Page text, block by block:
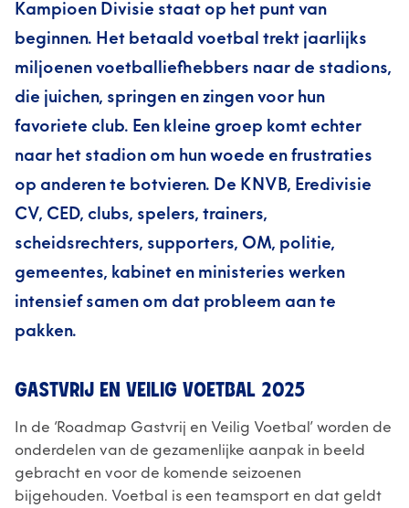
Kampioen Divisie staat op het punt van
beginnen. Het betaald voetbal trekt jaarlijks
miljoenen voetballiefhebbers naar de stadions,
die juichen, springen en zingen voor hun
favoriete club. Een kleine groep komt echter
naar het stadion om hun woede en frustraties
op anderen te botvieren. De KNVB, Eredivisie
CV, CED, clubs, spelers, trainers,
scheidsrechters, supporters, OM, politie,
gemeentes, kabinet en ministeries werken
intensief samen om dat probleem aan te
pakken.
GASTVRIJ EN VEILIG VOETBAL 2025
In de ‘Roadmap Gastvrij en Veilig Voetbal’ worden de
onderdelen van de gezamenlijke aanpak in beeld
gebracht en voor de komende seizoenen
bijgehouden. Voetbal is een teamsport en dat geldt